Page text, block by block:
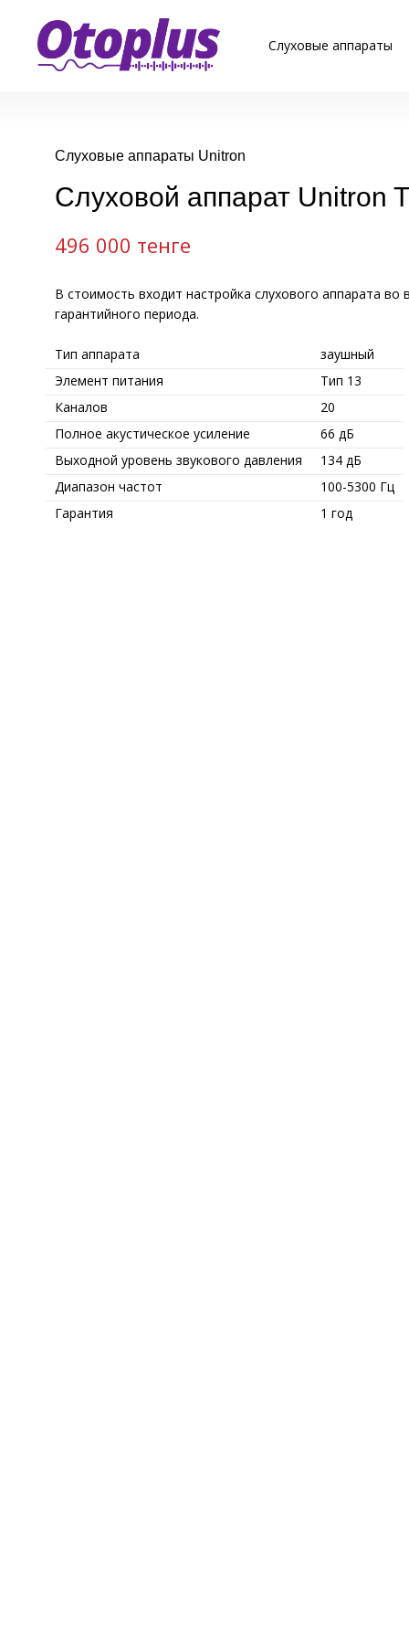
Слуховые аппараты
Слуховые аппараты Unitron
Слуховой аппарат Unitron
496 000 тенге
В стоимость входит настройка слухового аппарата во
гарантийного периода.
Тип аппарата
заушный
Элемент питания
Тип 13
Каналов
20
Полное акустическое усиление
66 дБ
Выходной уровень звукового давления
134 дБ
Диапазон частот
100-5300 Гц
Гарантия
1 год